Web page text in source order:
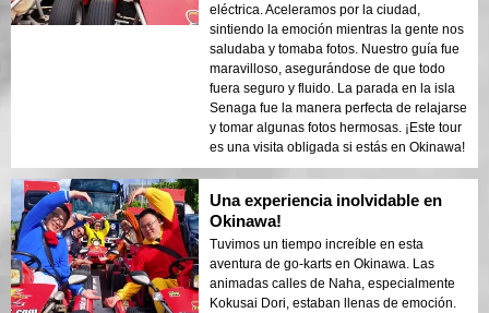
eléctrica. Aceleramos por la ciudad,
sintiendo la emoción mientras la gente nos
saludaba y tomaba fotos. Nuestro guía fue
maravilloso, asegurándose de que todo
fuera seguro y fluido. La parada en la isla
Senaga fue la manera perfecta de relajarse
y tomar algunas fotos hermosas. ¡Este tour
es una visita obligada si estás en Okinawa!
Una experiencia inolvidable en
Okinawa!
Tuvimos un tiempo increíble en esta
aventura de go-karts en Okinawa. Las
animadas calles de Naha, especialmente
Kokusai Dori, estaban llenas de emoción.